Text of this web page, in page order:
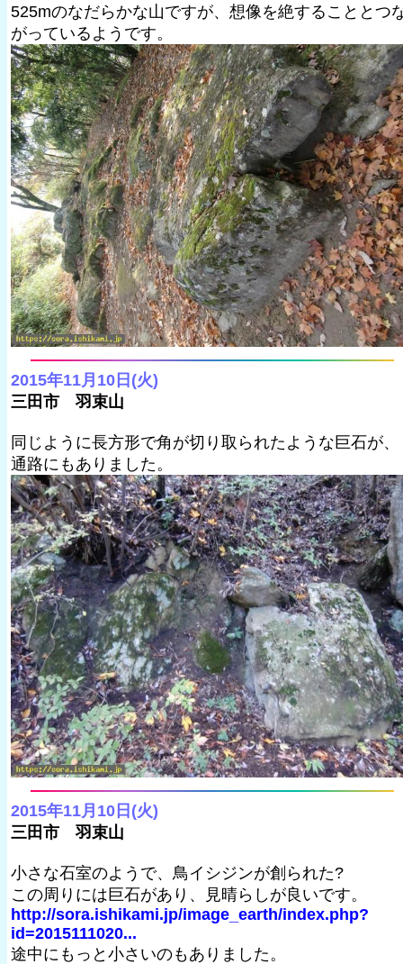
525mのなだらかな山ですが、想像を絶することとつ
がっているようです。
2015年11月10日(火)
三田市 羽束山
同じように長方形で角が切り取られたような巨石が、
通路にもありました。
2015年11月10日(火)
三田市 羽束山
小さな石室のようで、鳥イシジンが創られた?
この周りには巨石があり、見晴らしが良いです。
http://sora.ishikami.jp/image_earth/index.php?
id=2015111020...
途中にもっと小さいのもありました。